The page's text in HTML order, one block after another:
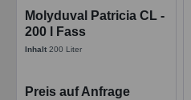
Molyduval Patricia CL -
200 l Fass
Reinigungskonzentrat
Inhalt200 Liter
Preis auf Anfrage